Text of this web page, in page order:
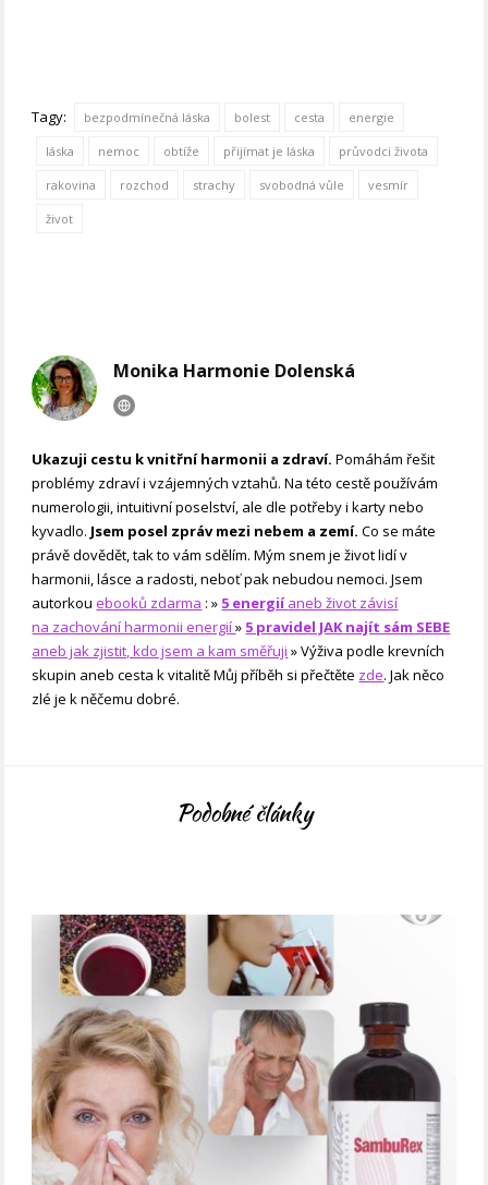
Tagy: bezpodmínečná láska bolest cesta energie
láska nemoc obtíže přijímat je láska průvodci života
rakovina rozchod strachy svobodná vůle vesmír
život
Monika Harmonie Dolenská
Ukazuji cestu k vnitřní harmonii a zdraví. Pomáhám řešit
problémy zdraví i vzájemných vztahů. Na této cestě používám
numerologii, intuitivní poselství, ale dle potřeby i karty nebo
kyvadlo. Jsem posel zpráv mezi nebem a zemí. Co se máte
právě dovědět, tak to vám sdělím. Mým snem je život lidí v
harmonii, lásce a radosti, neboť pak nebudou nemoci. Jsem
autorkouebooků zdarma : » 5 energiíaneb život závisí
na zachování harmonii energií» 5 pravidel JAK najít sám SEBE
aneb jak zjistit, kdo jsem a kam směřuji » Výživa podle krevních
skupin aneb cesta k vitalitě Můj příběh si přečtěte zde. Jak něco
zlé je k něčemu dobré.
Podobné články